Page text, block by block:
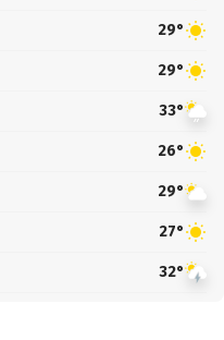
29°
29°
33°
26°
29°
27°
32°